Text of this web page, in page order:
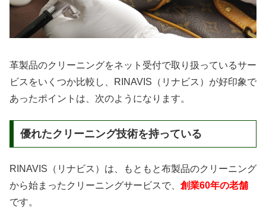
革製品のクリーニングをネット受付で取り扱っているサー
ビスをいくつか比較し、RINAVIS（リナビス）が好印象で
あったポイントは、次のようになります。
優れたクリーニング技術を持っている
RINAVIS（リナビス）は、もともと布製品のクリーニング
から始まったクリーニングサービスで、 創業60年の老舗
です。